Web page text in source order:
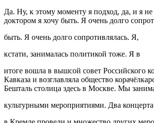
Да. Ну, к этому моменту я подход, да, и я
доктором я хочу быть. Я очень долго
быть. Я очень долго сопротивлялась. Я,
кстати, занималась политикой тоже. Я в
итоге вошла в вышсой совет Российского
Кавказа и возглавляла общество
Бешталь столица здесь в Москве. Мы
культурными мероприятиями. Два концерта